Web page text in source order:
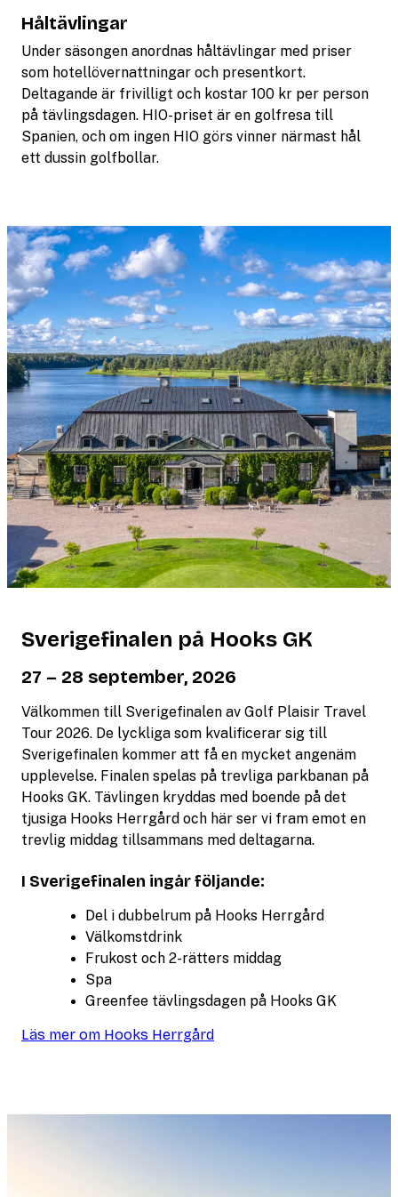
Håltävlingar
Under säsongen anordnas håltävlingar med priser
som hotellövernattningar och presentkort.
Deltagande är frivilligt och kostar 100 kr per person
på tävlingsdagen. HIO-priset är en golfresa till
Spanien, och om ingen HIO görs vinner närmast hål
ett dussin golfbollar.
Sverigefinalen på Hooks GK
27 – 28 september, 2026
Välkommen till Sverigefinalen av Golf Plaisir Travel
Tour 2026. De lyckliga som kvalificerar sig till
Sverigefinalen kommer att få en mycket angenäm
upplevelse. Finalen spelas på trevliga parkbanan på
Hooks GK. Tävlingen kryddas med boende på det
tjusiga Hooks Herrgård och här ser vi fram emot en
trevlig middag tillsammans med deltagarna.
I Sverigefinalen ingår följande:
Del i dubbelrum på Hooks Herrgård
Välkomstdrink
Frukost och 2-rätters middag
Spa
Greenfee tävlingsdagen på Hooks GK
Läs mer om Hooks Herrgård